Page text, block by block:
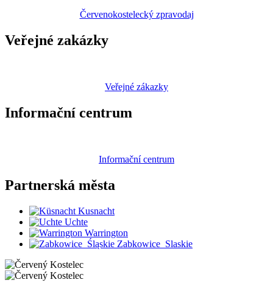
Červenokostelecký zpravodaj
Veřejné zakázky
Veřejné zákazky
Informační centrum
Informační centrum
Partnerská města
Kusnacht
Uchte
Warrington
Zabkowice_Slaskie